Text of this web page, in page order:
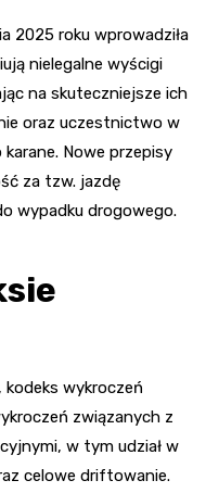
2025 roku wprowadziła
nielegalne wyścigi
na skuteczniejsze ich
oraz uczestnictwo w
Nowe przepisy
za tzw. jazdę
wypadku drogowego.
kodeks wykroczeń
związanych z
w tym udział w
celowe driftowanie.